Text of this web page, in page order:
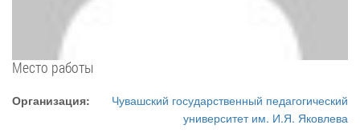
Место работы
Организация:
Чувашский государственный педагогический
университет им. И.Я. Яковлева